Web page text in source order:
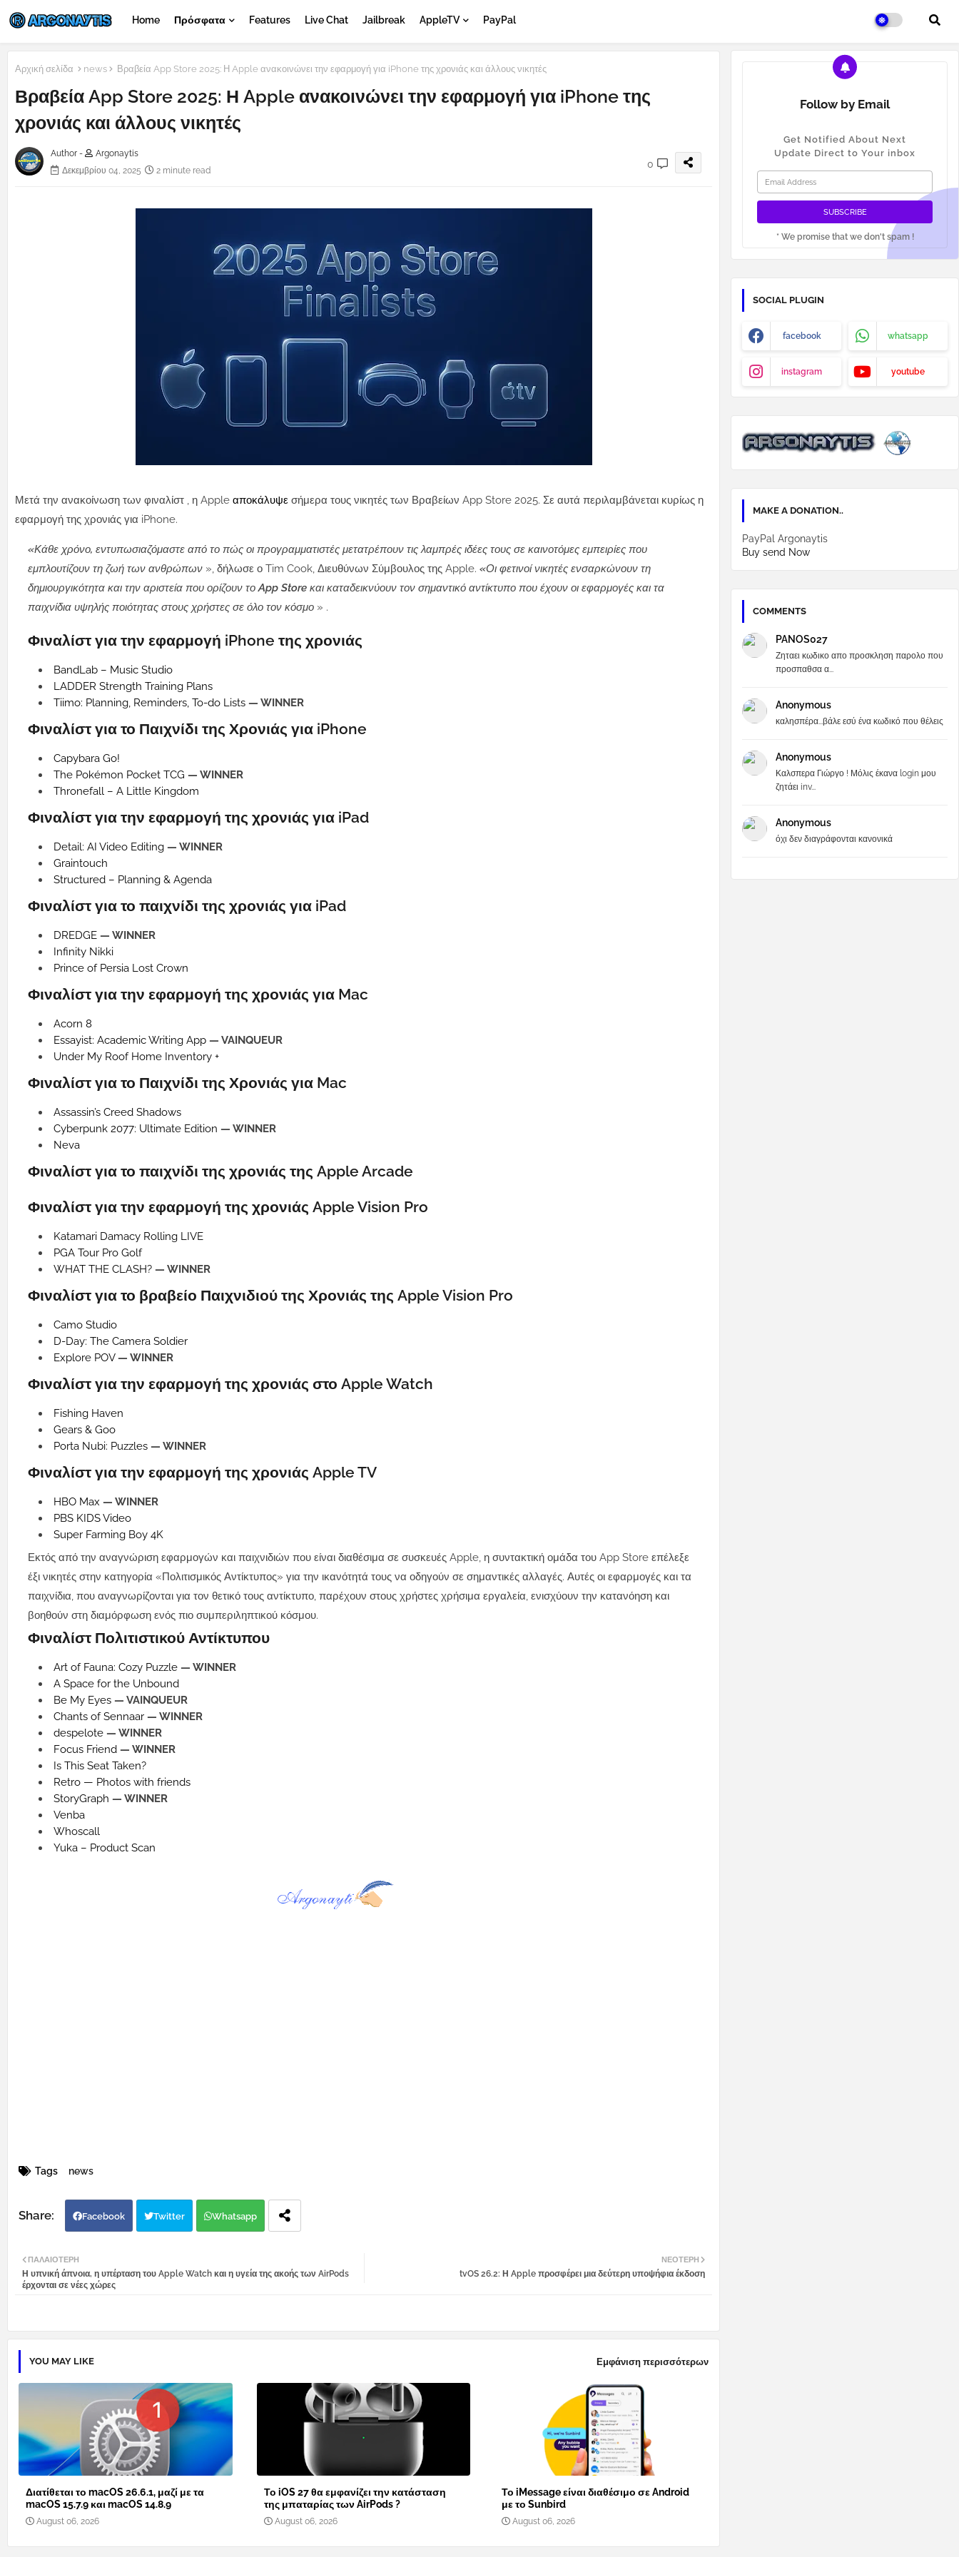
Home Πρόσφατα Features Live Chat Jailbreak AppleTV PayPal
Αρχική σελίδα news Βραβεία App Store 2025: Η Apple ανακοινώνει την εφαρμογή για iPhone της χρονιάς και άλλους νικητές
Βραβεία App Store 2025: Η Apple ανακοινώνει την εφαρμογή για iPhone της
χρονιάς και άλλους νικητές
Author -
Argonaytis
Δεκεμβρίου 04, 2025
2 minute read
0
Μετά την ανακοίνωση των φιναλίστ , η Apple αποκάλυψε σήμερα τους νικητές των Βραβείων App Store 2025. Σε αυτά περιλαμβάνεται κυρίως η
εφαρμογή της χρονιάς για iPhone.
«Κάθε χρόνο, εντυπωσιαζόμαστε από το πώς οι προγραμματιστές μετατρέπουν τις λαμπρές ιδέες τους σε καινοτόμες εμπειρίες που
εμπλουτίζουν τη ζωή των ανθρώπων », δήλωσε ο Tim Cook, Διευθύνων Σύμβουλος της Apple. «Οι φετινοί νικητές ενσαρκώνουν τη
δημιουργικότητα και την αριστεία που ορίζουν το App Store και καταδεικνύουν τον σημαντικό αντίκτυπο που έχουν οι εφαρμογές και τα
παιχνίδια υψηλής ποιότητας στους χρήστες σε όλο τον κόσμο » .
Φιναλίστ για την εφαρμογή iPhone της χρονιάς
BandLab – Music Studio
LADDER Strength Training Plans
Tiimo: Planning, Reminders, To-do Lists — WINNER
Φιναλίστ για το Παιχνίδι της Χρονιάς για iPhone
Capybara Go!
The Pokémon Pocket TCG — WINNER
Thronefall – A Little Kingdom
Φιναλίστ για την εφαρμογή της χρονιάς για iPad
Detail: AI Video Editing — WINNER
Graintouch
Structured – Planning & Agenda
Φιναλίστ για το παιχνίδι της χρονιάς για iPad
DREDGE — WINNER
Infinity Nikki
Prince of Persia Lost Crown
Φιναλίστ για την εφαρμογή της χρονιάς για Mac
Acorn 8
Essayist: Academic Writing App — VAINQUEUR
Under My Roof Home Inventory +
Φιναλίστ για το Παιχνίδι της Χρονιάς για Mac
Assassin’s Creed Shadows
Cyberpunk 2077: Ultimate Edition — WINNER
Neva
Φιναλίστ για το παιχνίδι της χρονιάς της Apple Arcade
Φιναλίστ για την εφαρμογή της χρονιάς Apple Vision Pro
Katamari Damacy Rolling LIVE
PGA Tour Pro Golf
WHAT THE CLASH? — WINNER
Φιναλίστ για το βραβείο Παιχνιδιού της Χρονιάς της Apple Vision Pro
Camo Studio
D-Day: The Camera Soldier
Explore POV— WINNER
Φιναλίστ για την εφαρμογή της χρονιάς στο Apple Watch
Fishing Haven
Gears & Goo
Porta Nubi: Puzzles — WINNER
Φιναλίστ για την εφαρμογή της χρονιάς Apple TV
HBO Max — WINNER
PBS KIDS Video
Super Farming Boy 4K
Εκτός από την αναγνώριση εφαρμογών και παιχνιδιών που είναι διαθέσιμα σε συσκευές Apple, η συντακτική ομάδα του App Store επέλεξε
έξι νικητές στην κατηγορία «Πολιτισμικός Αντίκτυπος» για την ικανότητά τους να οδηγούν σε σημαντικές αλλαγές. Αυτές οι εφαρμογές και τα
παιχνίδια, που αναγνωρίζονται για τον θετικό τους αντίκτυπο, παρέχουν στους χρήστες χρήσιμα εργαλεία, ενισχύουν την κατανόηση και
βοηθούν στη διαμόρφωση ενός πιο συμπεριληπτικού κόσμου.
Φιναλίστ Πολιτιστικού Αντίκτυπου
Art of Fauna: Cozy Puzzle — WINNER
A Space for the Unbound
Be My Eyes — VAINQUEUR
Chants of Sennaar — WINNER
despelote — WINNER
Focus Friend — WINNER
Is This Seat Taken?
Retro — Photos with friends
StoryGraph — WINNER
Venba
Whoscall
Yuka – Product Scan
Tags news
Facebook Twitter Whatsapp
ΝΕΌΤΕΡΗ
tvOS 26.2: Η Apple προσφέρει μια δεύτερη υποψήφια έκδοση
ΠΑΛΑΙΌΤΕΡΗ
Η υπνική άπνοια, η υπέρταση του Apple Watch και η υγεία της ακοής των AirPods
έρχονται σε νέες χώρες
YOU MAY LIKE Εμφάνιση περισσότερων
Διατίθεται το macOS 26.6.1, μαζί με τα
macOS 15.7.9 και macOS 14.8.9
August 06, 2026
Το iOS 27 θα εμφανίζει την κατάσταση
της μπαταρίας των AirPods ?
August 06, 2026
Το iMessage είναι διαθέσιμο σε Android
με το Sunbird
August 06, 2026
Follow by Email
Get Notified About Next
Update Direct to Your inbox
* We promise that we don't spam !
SOCIAL PLUGIN
facebook whatsapp
instagram youtube
MAKE A DONATION..
PayPal Argonaytis
Buy send Now
COMMENTS
PANOS027
Ζηταει κωδικο απο προσκληση παρολο που
προσπαθσα α...
Anonymous
καλησπέρα...βάλε εσύ ένα κωδικό που θέλεις
Anonymous
Καλσπερα Γιώργο ! Μόλις έκανα login μου
ζητάει inv...
Anonymous
όχι δεν διαγράφονται κανονικά